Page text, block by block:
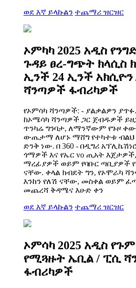
ወደ እኛ ይላኩልን ተጨማሪ ዝርዝር
ኦምካካ 2025 አዲስ
ጉዳይ ፀረ-ግጭት ክላሲስ
ኢንች 24 ኢንች
ሻንጣዎች ፋብሪካዎች
የኦምሳካ ሻንጣዎች: - ያልቃልዎን
ከኦሜሳካ ሻንጣዎች ጋር ጀብዱዎች
ጥንካሬ ግንባታ, ለማንኛውም የጉዞ
ውጤታማ ለሆኑ ማሸግ የተካተቱ ብልህ
ድንቅ ነው. በ 360 - በዲግሪ
ጎማዎች እና የኤር vo ጢአት
ማረፊያዎች ወይም የባቡር ጣቢያዎች
ናቸው. ቀላል ክብደት ግን, የኦሞራካ
እንከን የለሽ ናቸው, መስቀል ወይም
መጨረሻ ቅዳሜና እሁድ ቀን
ወደ እኛ ይላኩልን ተጨማሪ ዝርዝር
ኦምሳካ 2025 አዲስ
የሚጓዙት ኤቢል / ፒሲ
ፋብሪካዎች